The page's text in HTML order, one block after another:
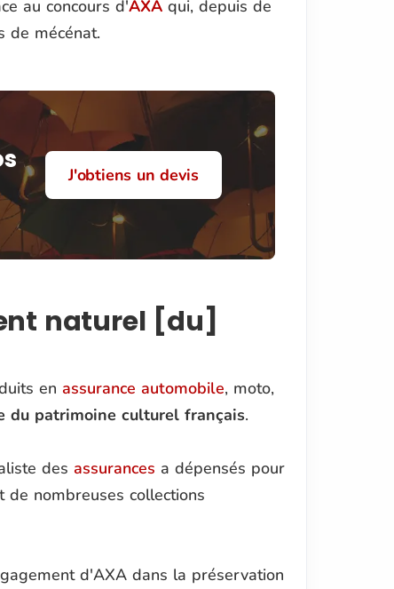
au concours d'AXAqui, depuis de
de mécénat.
J'obtiens un devis
naturel [du]
en assurance automobile, moto,
du patrimoine culturel français.
des assurances a dépensés pour
nombreuses collections
d'AXA dans la préservation